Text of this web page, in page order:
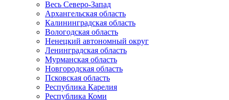
Весь Северо-Запад
Архангельская область
Калининградская область
Вологодская область
Ненецкий автономный округ
Ленинградская область
Мурманская область
Новгородская область
Псковская область
Республика Карелия
Республика Коми